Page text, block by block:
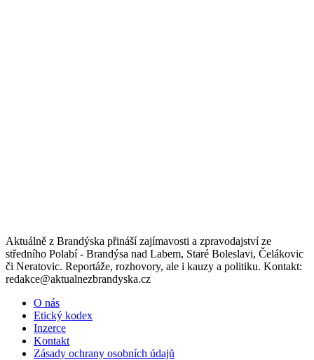
Aktuálně z Brandýska přináší zajímavosti a zpravodajství ze
středního Polabí - Brandýsa nad Labem, Staré Boleslavi, Čelákovic
či Neratovic. Reportáže, rozhovory, ale i kauzy a politiku. Kontakt:
redakce@aktualnezbrandyska.cz
O nás
Etický kodex
Inzerce
Kontakt
Zásady ochrany osobních údajů